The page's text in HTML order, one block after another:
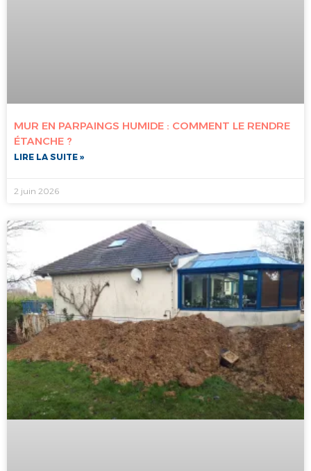
MUR EN PARPAINGS HUMIDE : COMMENT LE RENDRE
ÉTANCHE ?
LIRE LA SUITE »
2 juin 2026